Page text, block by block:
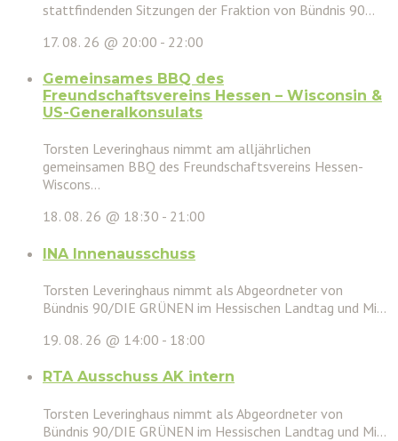
stattfindenden Sitzungen der Fraktion von Bündnis 90...
17. 08. 26 @ 20:00 - 22:00
Gemeinsames BBQ des
Freundschaftsvereins Hessen – Wisconsin &
US-Generalkonsulats
Torsten Leveringhaus nimmt am alljährlichen
gemeinsamen BBQ des Freundschaftsvereins Hessen-
Wiscons...
18. 08. 26 @ 18:30 - 21:00
INA Innenausschuss
Torsten Leveringhaus nimmt als Abgeordneter von
Bündnis 90/DIE GRÜNEN im Hessischen Landtag und Mi...
19. 08. 26 @ 14:00 - 18:00
RTA Ausschuss AK intern
Torsten Leveringhaus nimmt als Abgeordneter von
Bündnis 90/DIE GRÜNEN im Hessischen Landtag und Mi...